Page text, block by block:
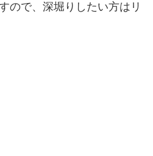
ので、深堀りしたい方はリ